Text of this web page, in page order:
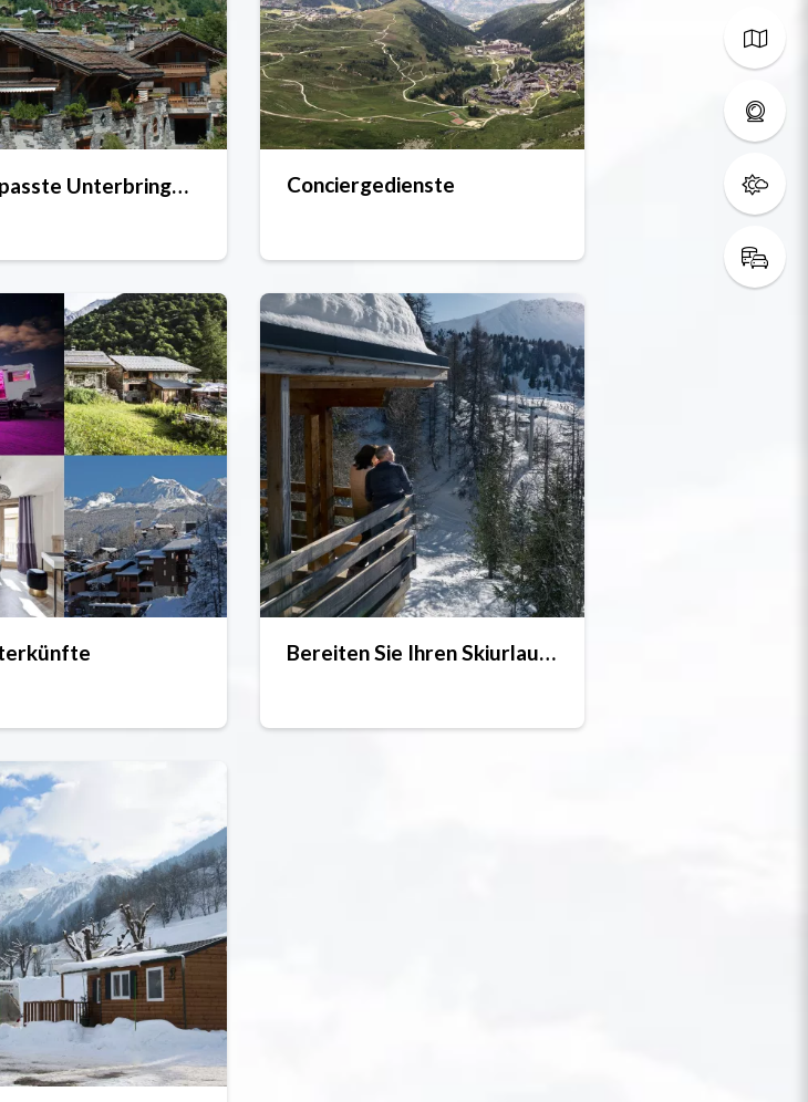
♿ Angepasste Unterbringung Conciergedienste
Bereiten Sie Ihren Skiurlaub vor